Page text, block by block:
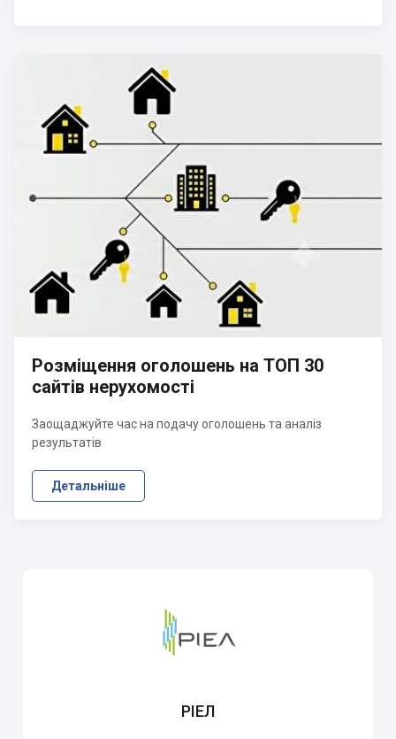
Розміщення оголошень на ТОП 30
сайтів нерухомості
Заощаджуйте час на подачу оголошень та аналіз
результатів
Детальніше
РІЕЛ